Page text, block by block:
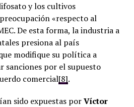
y los cultivos
«respecto al
De esta forma, la industria a
presiona al país
modifique su política a
sanciones por el supuesto
comercial[8].
sido expuestas porVíctor